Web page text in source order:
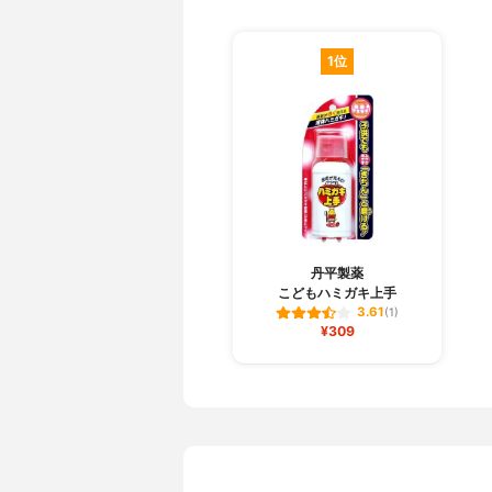
1位
丹平製薬
こどもハミガキ上手
3.61(1)
¥309